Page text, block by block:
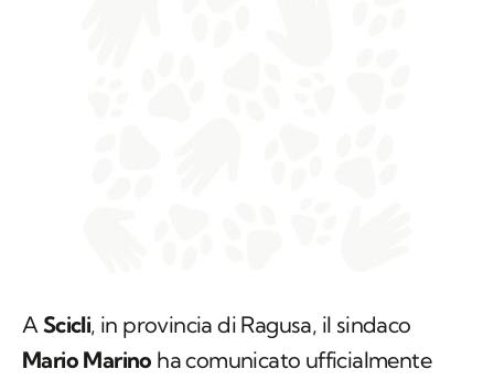
AScicli, in provincia di Ragusa, il sindaco
Mario Marino ha comunicato ufficialmente